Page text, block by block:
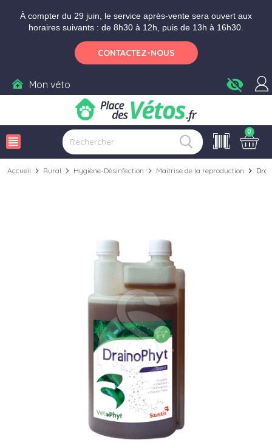
À compter du 29 juin, le service après-vente sera ouvert aux
horaires suivants : de 8h30 à 12h, puis de 13h à 16h30.
CONTACTEZ-NOUS
Mon véto visibility_off
view_headline
0
Accueil chevron_right Rural chevron_right Hygiène-Désinfection chevron_right Maitrise de la reproduction chevron_right